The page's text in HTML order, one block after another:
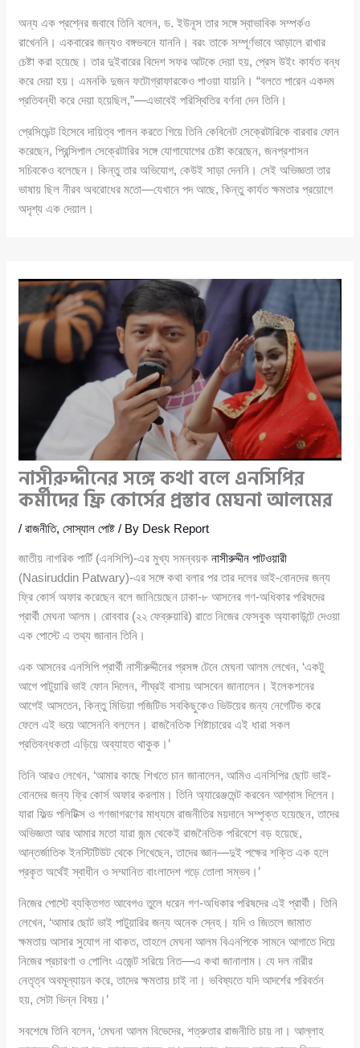
অন্য এক প্রশ্নের জবাবে তিনি বলেন, ড. ইউনূস তার সঙ্গে স্বাভাবিক সম্পর্কও
রাখেননি। একবারের জন্যও বঙ্গভবনে যাননি। বরং তাকে সম্পূর্ণভাবে আড়ালে রাখার
চেষ্টা করা হয়েছে। তার দুইবারের বিদেশ সফর আটকে দেয়া হয়, প্রেস উইং কার্যত বন্ধ
করে দেয়া হয়। এমনকি দুজন ফটোগ্রাফারকেও পাওয়া যায়নি। “বলতে পারেন একদম
প্রতিবন্ধী করে দেয়া হয়েছিল,”—এভাবেই পরিস্থিতির বর্ণনা দেন তিনি।
প্রেসিডেন্ট হিসেবে দায়িত্ব পালন করতে গিয়ে তিনি কেবিনেট সেক্রেটারিকে বারবার ফোন
করেছেন, প্রিন্সিপাল সেক্রেটারির সঙ্গে যোগাযোগের চেষ্টা করেছেন, জনপ্রশাসন
সচিবকেও বলেছেন। কিন্তু তার অভিযোগ, কেউই সাড়া দেননি। সেই অভিজ্ঞতা তার
ভাষায় ছিল নীরব অবরোধের মতো—যেখানে পদ আছে, কিন্তু কার্যত ক্ষমতার প্রয়োগে
অদৃশ্য এক দেয়াল।
নাসীরুদ্দীনের সঙ্গে কথা বলে এনসিপির
কর্মীদের ফ্রি কোর্সের প্রস্তাব মেঘনা আলমের
/রাজনীতি,সোস্যাল পোষ্ট / By Desk Report
জাতীয় নাগরিক পার্টি (এনসিপি)-এর মুখ্য সমন্বয়কনাসীরুদ্দীন পাটওয়ারী
(Nasiruddin Patwary)-এর সঙ্গে কথা বলার পর তার দলের ভাই-বোনদের জন্য
ফ্রি কোর্স অফার করেছেন বলে জানিয়েছেন ঢাকা-৮ আসনের গণ-অধিকার পরিষদের
প্রার্থী মেঘনা আলম। রোববার (২২ ফেব্রুয়ারি) রাতে নিজের ফেসবুক অ্যাকাউন্টে দেওয়া
এক পোস্টে এ তথ্য জানান তিনি।
এক আসনের এনসিপি প্রার্থী নাসীরুদ্দীনের প্রসঙ্গ টেনে মেঘনা আলম লেখেন, ‘একটু
আগে পাটুয়ারি ভাই ফোন দিলেন, শীঘ্রই বাসায় আসবেন জানালেন। ইলেকশনের
আগেই আসতেন, কিন্তু মিডিয়া পজিটিভ সবকিছুকেও ভিউয়ের জন্য নেগেটিভ করে
ফেলে এই ভয়ে আসেননি বললেন। রাজনৈতিক শিষ্টাচারের এই ধারা সকল
প্রতিবন্ধকতা এড়িয়ে অব্যাহত থাকুক।’
তিনি আরও লেখেন, ‘আমার কাছে শিখতে চান জানালেন, আমিও এনসিপির ছোট ভাই-
বোনদের জন্য ফ্রি কোর্স অফার করলাম। তিনি অ্যারেঞ্জমেন্ট করবেন আশ্বাস দিলেন।
যারা ফিল্ড পলিটিক্স ও গণজাগরণের মাধ্যমে রাজনীতির ময়দানে সম্পৃক্ত হয়েছেন, তাদের
অভিজ্ঞতা আর আমার মতো যারা জন্ম থেকেই রাজনৈতিক পরিবেশে বড় হয়েছে,
আন্তর্জাতিক ইনস্টিটিউট থেকে শিখেছেন, তাদের জ্ঞান—দুই পক্ষের শক্তি এক হলে
প্রকৃত অর্থেই স্বাধীন ও সম্মানিত বাংলাদেশ গড়ে তোলা সম্ভব।’
নিজের পোস্টে ব্যক্তিগত আবেগও তুলে ধরেন গণ-অধিকার পরিষদের এই প্রার্থী। তিনি
লেখেন, ‘আমার ছোট ভাই পাটুয়ারির জন্য অনেক স্নেহ। যদি ও জিতলে জামাত
ক্ষমতায় আসার সুযোগ না থাকত, তাহলে মেঘনা আলম বিএনপিকে সামনে আগাতে দিয়ে
নিজের প্রচারণা ও পোলিং এজেন্ট সরিয়ে নিত—এ কথা জানালাম। যে দল নারীর
নেতৃত্ব অবমূল্যায়ন করে, তাদের ক্ষমতায় চাই না। ভবিষ্যতে যদি আদর্শের পরিবর্তন
হয়, সেটা ভিন্ন বিষয়।’
সবশেষে তিনি বলেন, ‘মেঘনা আলম বিভেদের, শত্রুতার রাজনীতি চায় না। আল্লাহ